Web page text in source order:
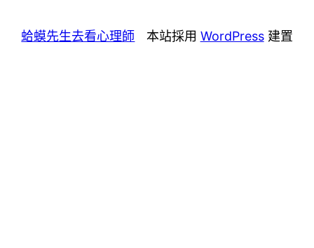
蛤蟆先生去看心理師 本站採用 WordPress建置